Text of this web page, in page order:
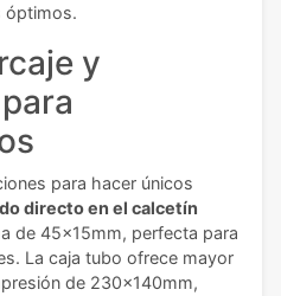
óptimos.
y
para hacer únicos
directo en el calcetín
de 45x15mm, perfecta para
La caja tubo ofrece mayor
de 230x140mm,